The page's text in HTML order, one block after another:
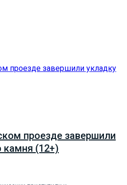
проезде завершили
камня (12+)